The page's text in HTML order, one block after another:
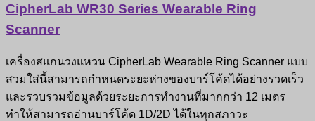
CipherLab WR30 Series Wearable Ring
Scanner
เครื่องสแกนวงแหวน CipherLab Wearable Ring Scanner แบบ
สวมใส่นี้สามารถกำหนดระยะห่างของบาร์โค้ดได้อย่างรวดเร็ว
และรวบรวมข้อมูลด้วยระยะการทำงานที่มากกว่า 12 เมตร
ทำให้สามารถอ่านบาร์โค้ด 1D/2D ได้ในทุกสภาวะ